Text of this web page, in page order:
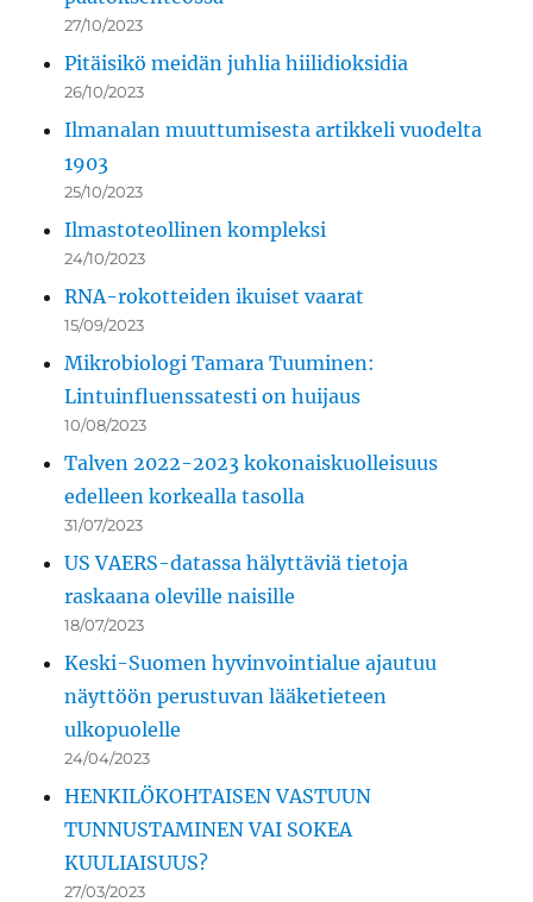
27/10/2023
Pitäisikö meidän juhlia hiilidioksidia
26/10/2023
Ilmanalan muuttumisesta artikkeli vuodelta
1903
25/10/2023
Ilmastoteollinen kompleksi
24/10/2023
RNA-rokotteiden ikuiset vaarat
15/09/2023
Mikrobiologi Tamara Tuuminen:
Lintuinfluenssatesti on huijaus
10/08/2023
Talven 2022-2023 kokonaiskuolleisuus
edelleen korkealla tasolla
31/07/2023
US VAERS-datassa hälyttäviä tietoja
raskaana oleville naisille
18/07/2023
Keski-Suomen hyvinvointialue ajautuu
näyttöön perustuvan lääketieteen
ulkopuolelle
24/04/2023
HENKILÖKOHTAISEN VASTUUN
TUNNUSTAMINEN VAI SOKEA
KUULIAISUUS?
27/03/2023